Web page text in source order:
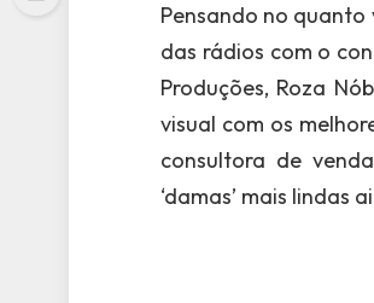
Pensando no quanto
das rádios com o
Produções, Roza
visual com os
consultora de
‘damas’ mais lindas